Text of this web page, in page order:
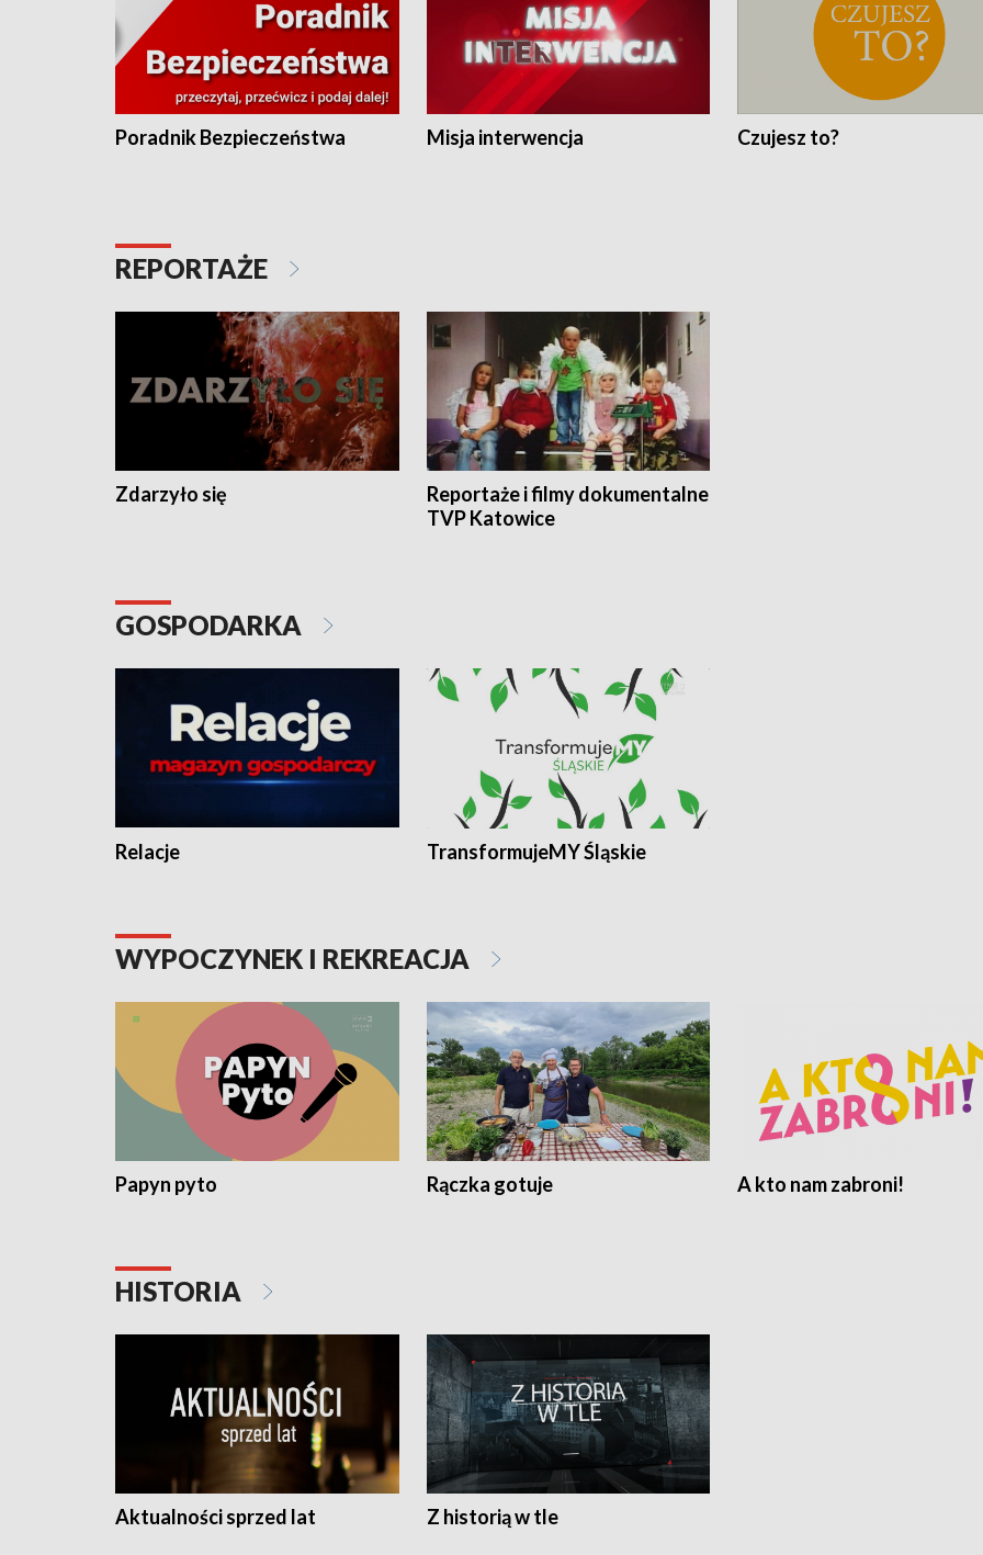
Poradnik Bezpieczeństwa Misja interwencja Czujesz to?
REPORTAŻE
Zdarzyło się
Reportaże i filmy dokumentalne
TVP Katowice
GOSPODARKA
Relacje TransformujeMY Śląskie
WYPOCZYNEK I REKREACJA
Papyn pyto Rączka gotuje A kto nam zabroni!
HISTORIA
Aktualności sprzed lat Z historią w tle